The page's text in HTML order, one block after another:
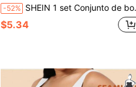
-52% SHEIN 1 set Conjunto de body moldeador de unicolor elástico con top corto y shorts para tallas grandes
$5.34